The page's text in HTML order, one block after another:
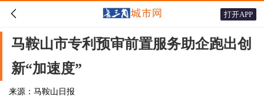
 打开APP
马鞍山市专利预审前置服务助企跑出创
新“加速度”
来源：马鞍山日报